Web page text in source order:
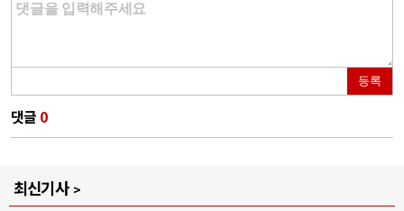
등록
댓글 0
최신기사